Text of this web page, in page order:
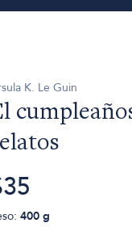
K. Le Guin
400 g